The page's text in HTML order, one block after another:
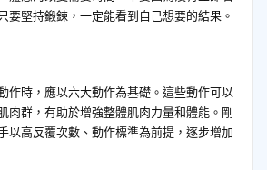
要堅持鍛鍊，一定能看到自己想要的結果。
作時，應以六大動作為基礎。這些動作可以
肉群，有助於增強整體肌肉力量和體能。剛
以高反覆次數、動作標準為前提，逐步增加